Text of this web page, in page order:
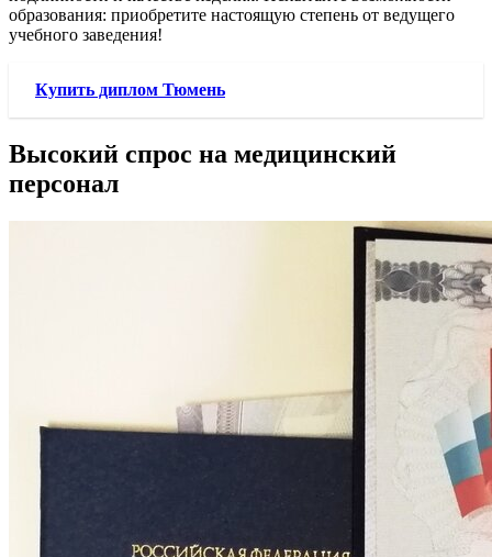
образования: приобретите настоящую степень от ведущего
учебного заведения!
Купить диплом Тюмень
Высокий спрос на медицинский
персонал